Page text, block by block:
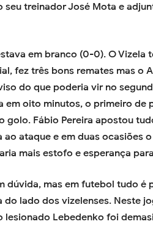
seu treinador José Mota e
em branco (0-0). O Vizela
fez três bons remates mas o
do que poderia vir no
em oito minutos, o primeiro de
golo. Fábio Pereira apostou
ataque e em duas ocasiões
mais estofo e esperança
dúvida, mas em futebol tudo é
lado dos vizelenses. Neste
lesionado Lebedenko foi